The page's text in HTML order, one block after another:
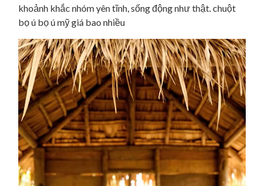
khoảnh khắc nhóm yên tĩnh, sống động như thật. chuột
bọ ú bọ ú mỹ giá bao nhiều